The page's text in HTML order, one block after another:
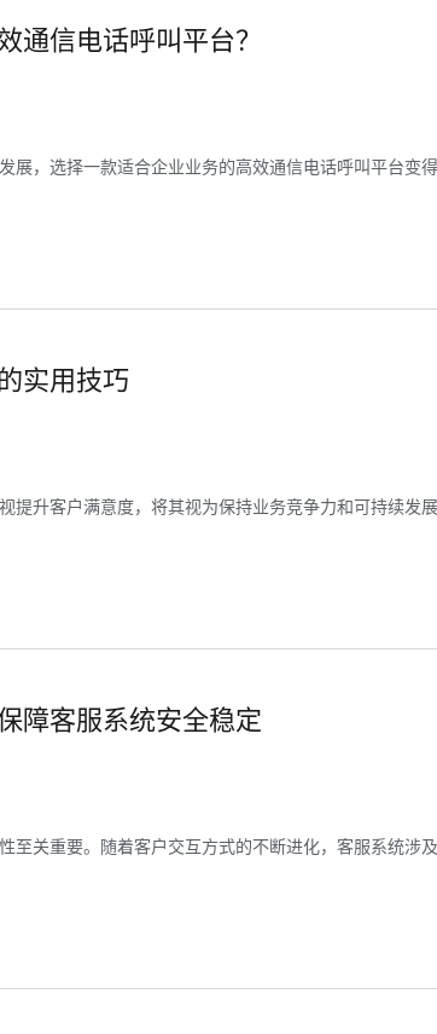
通信电话呼叫平台？
展，选择一款适合企业业务的高效通信电话呼叫平台
实用技巧
提升客户满意度，将其视为保持业务竞争力和可持续发
障客服系统安全稳定
至关重要。随着客户交互方式的不断进化，客服系统涉